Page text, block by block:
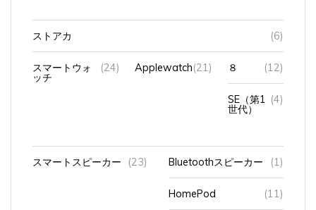
ストアカ (6)
スマートウォ
ッチ
(24) Applewatch (21) ８ (12)
SE（第1
世代）
(4)
スマートスピーカー (23) Bluetoothスピーカー (1)
HomePod (11)